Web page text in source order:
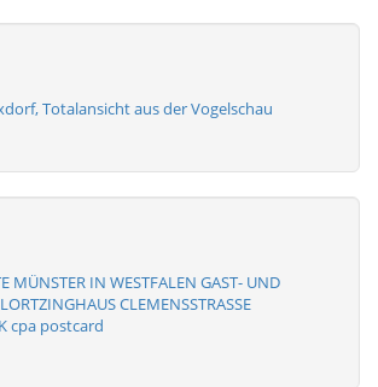
Totalansicht aus der Vogelschau
MÜNSTER IN WESTFALEN GAST- UND
CLEMENSSTRASSE
cpa postcard